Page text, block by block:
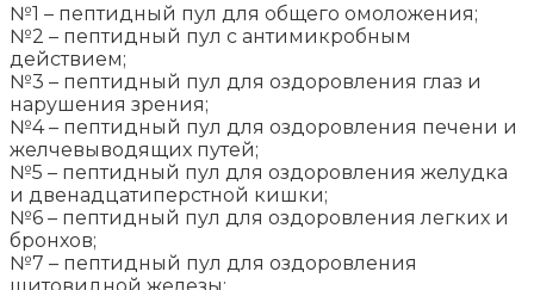
№1 – пептидный пул для общего омоложения;
№2 – пептидный пул с антимикробным
действием;
№3 – пептидный пул для оздоровления глаз и
нарушения зрения;
№4 – пептидный пул для оздоровления печени и
желчевыводящих путей;
№5 – пептидный пул для оздоровления желудка
и двенадцатиперстной кишки;
№6 – пептидный пул для оздоровления легких и
бронхов;
№7 – пептидный пул для оздоровления
щитовидной железы;